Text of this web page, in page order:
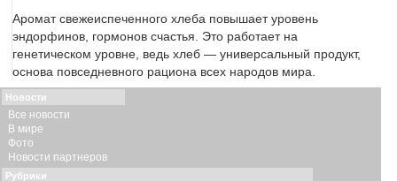
Аромат свежеиспеченного хлеба повышает уровень
эндорфинов, гормонов счастья. Это работает на
генетическом уровне, ведь хлеб — универсальный продукт,
основа повседневного рациона всех народов мира.
Новости
Все новости
В мире
Фото
Новости партнеров
Рубрики